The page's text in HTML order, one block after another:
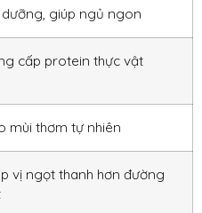
dưỡng, giúp ngủ ngon
cấp protein thực vật
mùi thơm tự nhiên
vị ngọt thanh hơn đường